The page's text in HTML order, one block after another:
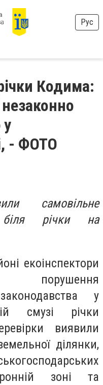
Рус
Кодима:
- ФОТО
самовільне
біля річки на
екоінспектори
у
смузі річки
виявили
ділянки,
зоні та